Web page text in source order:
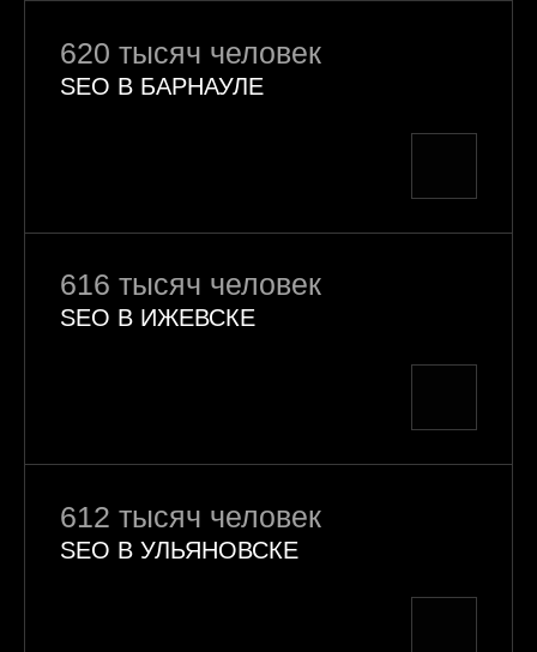
620 тысяч человек
SEO В БАРНАУЛЕ
616 тысяч человек
SEO В ИЖЕВСКЕ
612 тысяч человек
SEO В УЛЬЯНОВСКЕ